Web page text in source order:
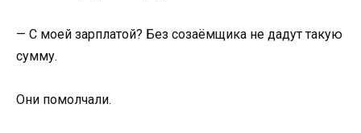
— С моей зарплатой? Без созаёмщика не дадут такую
сумму.
Они помолчали.